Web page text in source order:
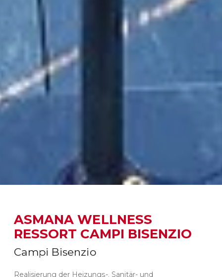
ASMANA WELLNESS
RESSORT CAMPI BISENZIO
Campi Bisenzio
Realisierung der Heizungs-, Sanitär- und